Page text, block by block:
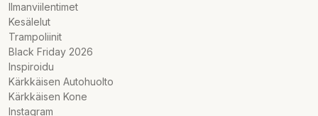
Ilmanviilentimet
Kesälelut
Trampoliinit
Black Friday 2026
Inspiroidu
Kärkkäisen Autohuolto
Kärkkäisen Kone
Instagram